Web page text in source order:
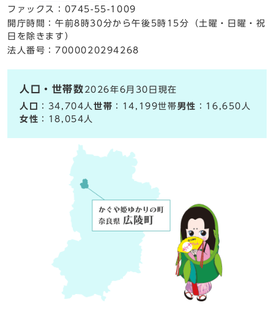
ファックス：0745-55-1009
開庁時間：午前8時30分から午後5時15分（土曜・日曜・祝
日を除きます）
法人番号：7000020294268
人口・世帯数 2026年6月30日現在
人口
：34,704人世帯 ：14,199世帯男性 ：16,650人
女性 ：18,054人